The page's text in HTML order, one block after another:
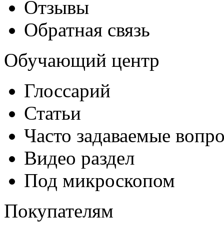
Отзывы
Обратная связь
Обучающий центр
Глоссарий
Статьи
Часто задаваемые
Видео раздел
Под микроскопом
Покупателям